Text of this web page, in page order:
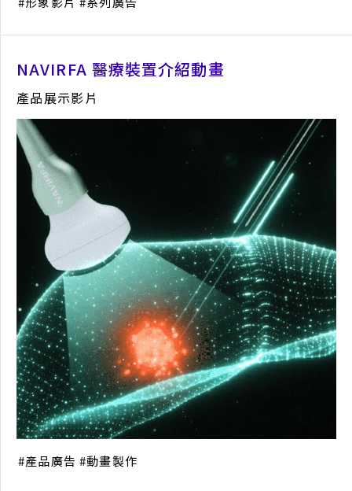
NAVIRFA 醫療裝置介紹動畫
產品展示影片
產品廣告 動畫製作